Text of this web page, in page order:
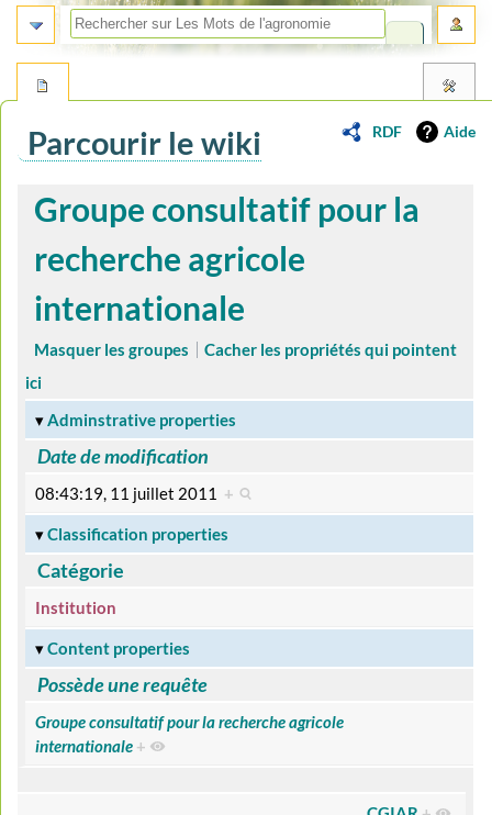
RDF Aide
Parcourir le wiki
Aller
navigation
Aller
recherche
Groupe consultatif pour la
recherche agricole
internationale
Masquer les groupes
Cacher les propriétés qui pointent
ici
Adminstrative properties
Date de modification
08:43:19, 11 juillet 2011 +
Classification properties
Catégorie
Institution
Content properties
Possède une requête
Groupe consultatif pour la recherche agricole
internationale +